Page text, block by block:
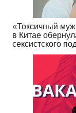
«Токсичный
в Китае
сексистского